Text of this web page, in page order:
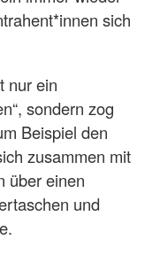
sich
nur ein
sondern zog
Beispiel den
zusammen mit
über einen
und